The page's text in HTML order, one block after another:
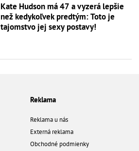
Kate Hudson má 47 a vyzerá lepšie
než kedykoľvek predtým: Toto je
tajomstvo jej sexy postavy!
Reklama
Reklama u nás
Externá reklama
Obchodné podmienky